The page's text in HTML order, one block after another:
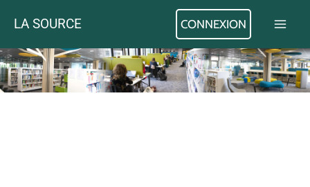
LA SOURCE CONNEXION